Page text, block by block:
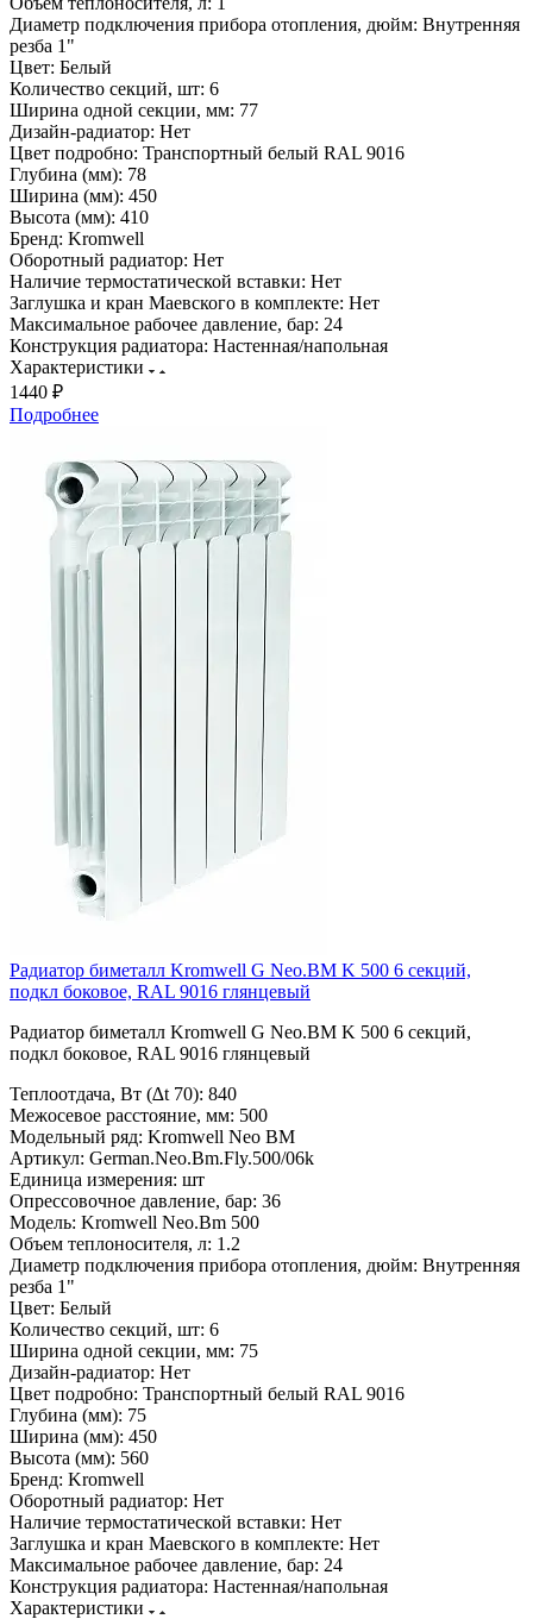
Диаметр подключения прибора отопления, дюйм: Внутренняя
резба 1"
Цвет: Белый
Количество секций, шт: 6
Ширина одной секции, мм: 77
Дизайн-радиатор: Нет
Цвет подробно: Транспортный белый RAL 9016
Глубина (мм): 78
Ширина (мм): 450
Высота (мм): 410
Бренд: Kromwell
Оборотный радиатор: Нет
Наличие термостатической вставки: Нет
Заглушка и кран Маевского в комплекте: Нет
Максимальное рабочее давление, бар: 24
Конструкция радиатора: Настенная/напольная
Характеристики
1440 ₽
Подробнее
Радиатор биметалл Kromwell G Neo.BM K 500 6 секций,
подкл боковое, RAL 9016 глянцевый
Радиатор биметалл Kromwell G Neo.BM K 500 6 секций,
подкл боковое, RAL 9016 глянцевый
Теплоотдача, Вт (∆t 70): 840
Межосевое расстояние, мм: 500
Модельный ряд: Kromwell Neo BM
Артикул: German.Neo.Bm.Fly.500/06k
Единица измерения: шт
Опрессовочное давление, бар: 36
Модель: Kromwell Neo.Bm 500
Объем теплоносителя, л: 1.2
Диаметр подключения прибора отопления, дюйм: Внутренняя
резба 1"
Цвет: Белый
Количество секций, шт: 6
Ширина одной секции, мм: 75
Дизайн-радиатор: Нет
Цвет подробно: Транспортный белый RAL 9016
Глубина (мм): 75
Ширина (мм): 450
Высота (мм): 560
Бренд: Kromwell
Оборотный радиатор: Нет
Наличие термостатической вставки: Нет
Заглушка и кран Маевского в комплекте: Нет
Максимальное рабочее давление, бар: 24
Конструкция радиатора: Настенная/напольная
Характеристики